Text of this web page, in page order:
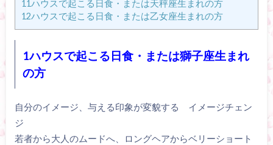
11ハウスで起こる日食・または天秤座生まれの方
12ハウスで起こる日食・または乙女座生まれの方
1ハウスで起こる日食・または獅子座生まれ
の方
自分のイメージ、与える印象が変貌する イメージチェン
ジ
若者から大人のムードへ、ロングヘアからベリーショート